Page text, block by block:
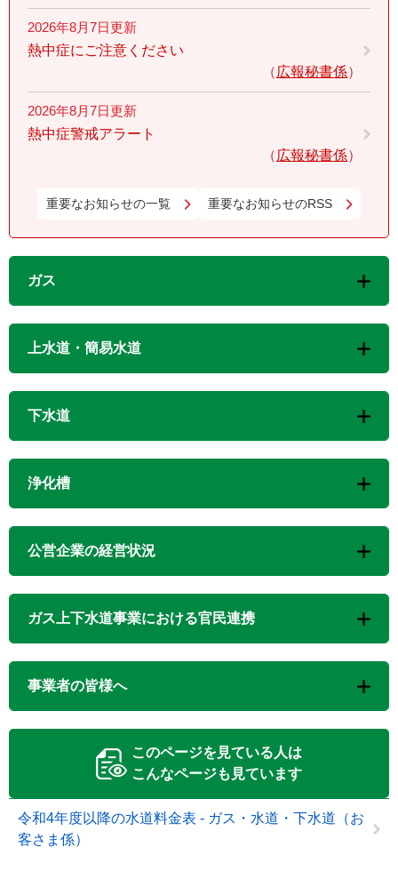
2026年8月7日更新
熱中症にご注意ください
広報秘書係
2026年8月7日更新
熱中症警戒アラート
広報秘書係
重要なお知らせの一覧 重要なお知らせのRSS
ガス
上水道・簡易水道
下水道
浄化槽
公営企業の経営状況
ガス上下水道事業における官民連携
事業者の皆様へ
このページを見ている人は
こんなページも見ています
令和4年度以降の水道料金表 - ガス・水道・下水道（お
客さま係）